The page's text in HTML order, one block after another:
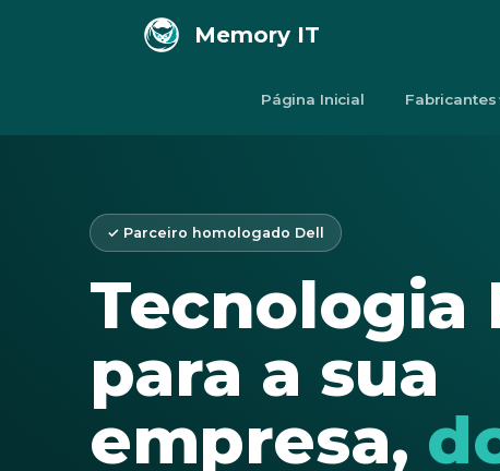
Memory IT
Página Inicial Fabricantes
✓ Parceiro homologado Dell
Tecnologia
para a sua
empresa,